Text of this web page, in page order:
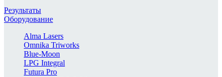
Результаты
Оборудование
Alma Lasers
Omnika Triworks
Blue-Moon
LPG Integral
Futura Pro